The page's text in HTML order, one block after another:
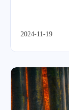
2024-11-19